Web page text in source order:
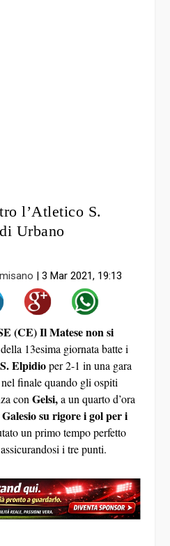
l’Atletico S.
Urbano
|3 Mar 2021, 19:13
(CE)Il Matese non si
13esima giornata batte i
Elpidioper 2-1 in una gara
finale quando gli ospiti
conGelsi,a un quarto d’ora
Galesio su rigore i gol per i
un primo tempo perfetto
i tre punti.